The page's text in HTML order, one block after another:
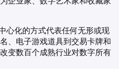
心化的方式代表任何无形或现
、电子游戏道具到交易卡牌和
变数百个成熟行业对数字所有